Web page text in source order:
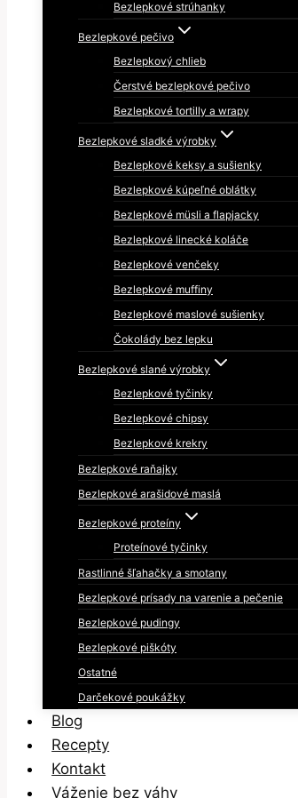
Bezlepkové strúhanky
Bezlepkové pečivo
Bezlepkový chlieb
Čerstvé bezlepkové pečivo
Bezlepkové tortilly a wrapy
Bezlepkové sladké výrobky
Bezlepkové keksy a sušienky
Bezlepkové kúpeľné oblátky
Bezlepkové müsli a flapjacky
Bezlepkové linecké koláče
Bezlepkové venčeky
Bezlepkové muffiny
Bezlepkové maslové sušienky
Čokolády bez lepku
Bezlepkové slané výrobky
Bezlepkové tyčinky
Bezlepkové chipsy
Bezlepkové krekry
Bezlepkové raňajky
Bezlepkové arašidové maslá
Bezlepkové proteíny
Proteínové tyčinky
Rastlinné šľahačky a smotany
Bezlepkové prísady na varenie a pečenie
Bezlepkové pudingy
Bezlepkové piškóty
Ostatné
Darčekové poukážky
Blog
Recepty
Kontakt
Váženie bez váhy